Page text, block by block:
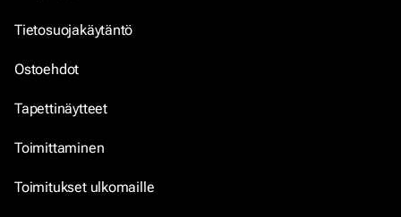
Tietosuojakäytäntö
Ostoehdot
Tapettinäytteet
Toimittaminen
Toimitukset ulkomaille